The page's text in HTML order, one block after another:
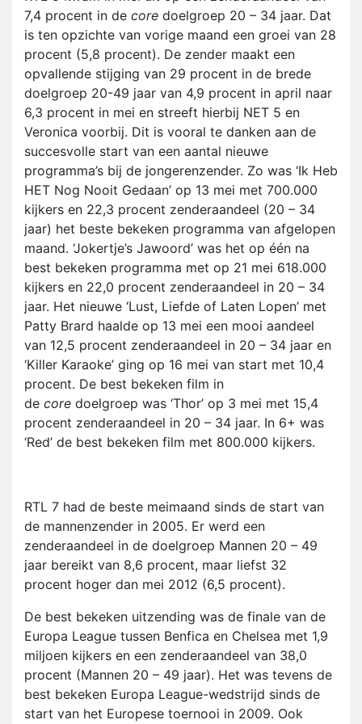
7,4 procent in de core doelgroep 20 – 34 jaar. Dat
is ten opzichte van vorige maand een groei van 28
procent (5,8 procent). De zender maakt een
opvallende stijging van 29 procent in de brede
doelgroep 20-49 jaar van 4,9 procent in april naar
6,3 procent in mei en streeft hierbij NET 5 en
Veronica voorbij. Dit is vooral te danken aan de
succesvolle start van een aantal nieuwe
programma’s bij de jongerenzender. Zo was ‘Ik Heb
HET Nog Nooit Gedaan’ op 13 mei met 700.000
kijkers en 22,3 procent zenderaandeel (20 – 34
jaar) het beste bekeken programma van afgelopen
maand. ‘Jokertje’s Jawoord’ was het op één na
best bekeken programma met op 21 mei 618.000
kijkers en 22,0 procent zenderaandeel in 20 – 34
jaar. Het nieuwe ‘Lust, Liefde of Laten Lopen’ met
Patty Brard haalde op 13 mei een mooi aandeel
van 12,5 procent zenderaandeel in 20 – 34 jaar en
‘Killer Karaoke’ ging op 16 mei van start met 10,4
procent. De best bekeken film in
de core doelgroep was ‘Thor’ op 3 mei met 15,4
procent zenderaandeel in 20 – 34 jaar. In 6+ was
‘Red’ de best bekeken film met 800.000 kijkers.
RTL 7 had de beste meimaand sinds de start van
de mannenzender in 2005. Er werd een
zenderaandeel in de doelgroep Mannen 20 – 49
jaar bereikt van 8,6 procent, maar liefst 32
procent hoger dan mei 2012 (6,5 procent).
De best bekeken uitzending was de finale van de
Europa League tussen Benfica en Chelsea met 1,9
miljoen kijkers en een zenderaandeel van 38,0
procent (Mannen 20 – 49 jaar). Het was tevens de
best bekeken Europa League-wedstrijd sinds de
start van het Europese toernooi in 2009. Ook